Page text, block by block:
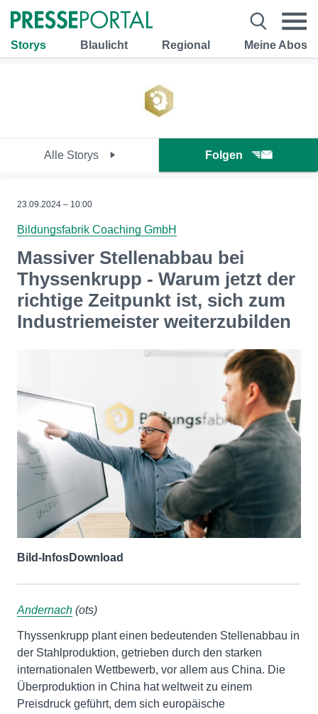
Storys Blaulicht Regional Meine Abos
Alle Storys Folgen
23.09.2024 – 10:00
Bildungsfabrik Coaching GmbH
Massiver Stellenabbau bei
Thyssenkrupp - Warum jetzt der
richtige Zeitpunkt ist, sich zum
Industriemeister weiterzubilden
Bild-InfosDownload
Andernach (ots)
Thyssenkrupp plant einen bedeutenden Stellenabbau in
der Stahlproduktion, getrieben durch den starken
internationalen Wettbewerb, vor allem aus China. Die
Überproduktion in China hat weltweit zu einem
Preisdruck geführt, dem sich europäische